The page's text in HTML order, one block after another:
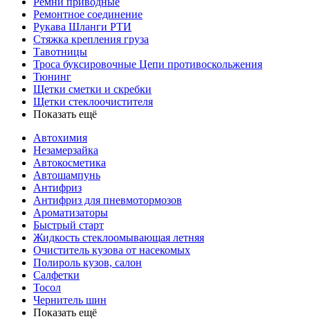
Ремонтное соединение
Рукава Шланги РТИ
Стяжка крепления груза
Тавотницы
Троса буксировочные Цепи противоскольжения
Тюнинг
Щетки сметки и скребки
Щетки стеклоочистителя
Показать ещё
Автохимия
Незамерзайка
Автокосметика
Автошампунь
Антифриз
Антифриз для пневмотормозов
Ароматизаторы
Быстрый старт
Жидкость стеклоомывающая летняя
Очиститель кузова от насекомых
Полироль кузов, салон
Салфетки
Тосол
Чернитель шин
Показать ещё